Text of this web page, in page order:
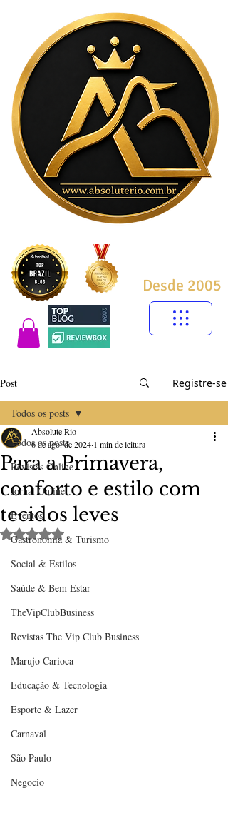
Desde 2005
Post Registre-se
Todos os posts
Revistas Online
Jornal Online
Eventos
Gastronomia & Turismo
Social & Estilos
Saúde & Bem Estar
TheVipClubBusiness
Revistas The Vip Club Business
Marujo Carioca
Educação & Tecnologia
Esporte & Lazer
Carnaval
São Paulo
Negocio
Todos os posts
Para a Primavera,
conforto e estilo com
tecidos leves
Absolute Rio
6 de ago. de 2024 1 min de leitura
Avaliado com NaN de 5 estrelas.